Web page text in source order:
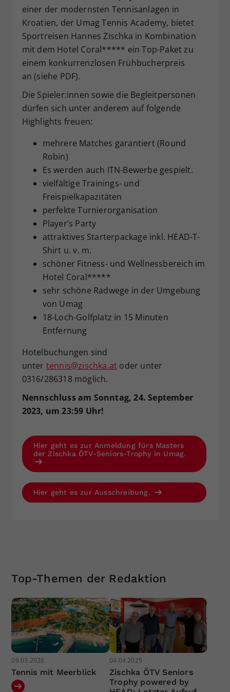
einer der modernsten Tennisanlagen in
Kroatien, der Umag Tennis Academy, bietet
Sportreisen Hannes Zischka in Kombination
mit dem Hotel Coral***** ein Top-Paket zu
einem konkurrenzlosen Frühbucherpreis
an (siehe PDF).
Die Spieler:innen sowie die Begleitpersonen
dürfen sich unter anderem auf folgende
Highlights freuen:
mehrere Matches garantiert (Round
Robin)
Es werden auch ITN-Bewerbe gespielt.
vielfältige Trainings- und
Freispielkapazitäten
perfekte Turnierorganisation
Player’s Party
attraktives Starterpackage inkl. HEAD-T-
Shirt u. v. m.
schöner Fitness- und Wellnessbereich im
Hotel Coral*****
sehr schöne Radwege in der Umgebung
von Umag
18-Loch-Golfplatz in 15 Minuten
Entfernung
Hotelbuchungen sind
unter tennis@zischka.at oder unter
0316/286318 möglich.
Nennschluss am Sonntag, 24. September
2023, um 23:59 Uhr!
Hier geht es zur Anmeldung fürs Masters
der Zischka ÖTV-Seniors-Trophy in Umag.
Hier geht es zur Ausschreibung.
Top-Themen der Redaktion
09.03.2026
Tennis mit Meerblick
04.04.2025
Zischka ÖTV Seniors
Trophy powered by
Zweck
Dieser Wert speichert Ihre Consent-
Einstellungen. Unter anderem eine
zufällig generierte ID, für die
historische Speicherung Ihrer
vorgenommen Einstellungen, falls der
Webseiten-Betreiber dies eingestellt
hat.